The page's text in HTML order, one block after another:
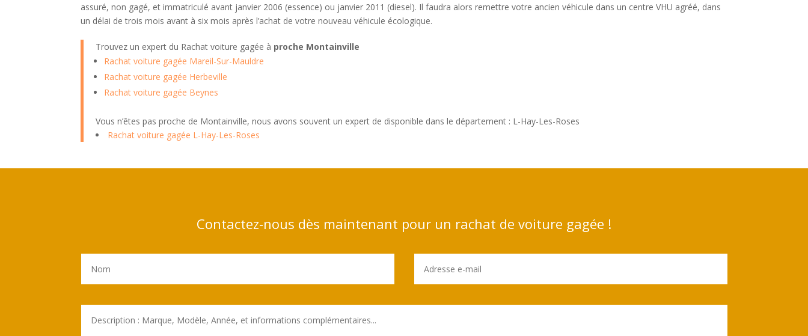
assuré, non gagé, et immatriculé avant janvier 2006 (essence) ou janvier 2011 (diesel). Il faudra alors remettre votre ancien véhicule dans un centre VHU agréé, dans
un délai de trois mois avant à six mois après l’achat de votre nouveau véhicule écologique.
Trouvez un expert du Rachat voiture gagée à proche Montainville
Rachat voiture gagée Mareil-Sur-Mauldre
Rachat voiture gagée Herbeville
Rachat voiture gagée Beynes
Vous n’êtes pas proche de Montainville, nous avons souvent un expert de disponible dans le département : L-Hay-Les-Roses
Rachat voiture gagée L-Hay-Les-Roses
Contactez-nous dès maintenant pour un rachat de voiture gagée !